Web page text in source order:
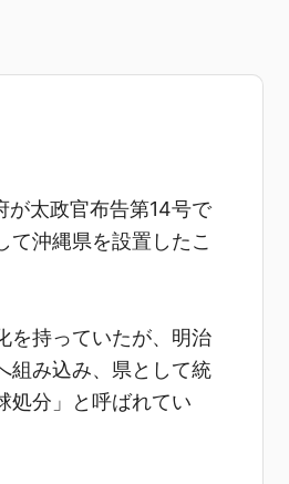
太政官布告第14号で
て沖縄県を設置したこ
を持っていたが、明治
組み込み、県として統
処分」と呼ばれてい